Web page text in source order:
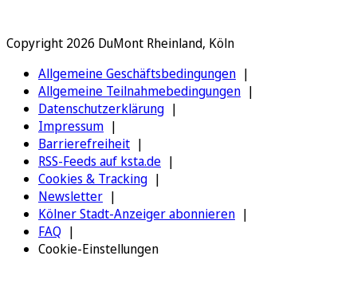
Copyright 2026 DuMont Rheinland, Köln
Allgemeine Geschäftsbedingungen
Allgemeine Teilnahmebedingungen
Datenschutzerklärung
Impressum
Barrierefreiheit
RSS-Feeds auf ksta.de
Cookies & Tracking
Newsletter
Kölner Stadt-Anzeiger abonnieren
FAQ
Cookie-Einstellungen